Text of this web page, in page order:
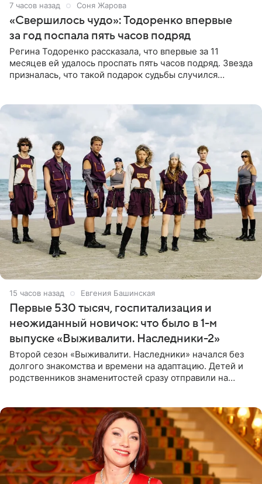
7 часов назад Соня Жарова
«Свершилось чудо»: Тодоренко впервые
за год поспала пять часов подряд
Регина Тодоренко рассказала, что впервые за 11
месяцев ей удалось проспать пять часов подряд. Звезда
призналась, что такой подарок судьбы случился
15 часов назад Евгения Башинская
Первые 530 тысяч, госпитализация и
неожиданный новичок: что было в 1-м
выпуске «Выживалити. Наследники-2»
Второй сезон «Выживалити. Наследники» начался без
долгого знакомства и времени на адаптацию. Детей и
родственников знаменитостей сразу отправили на